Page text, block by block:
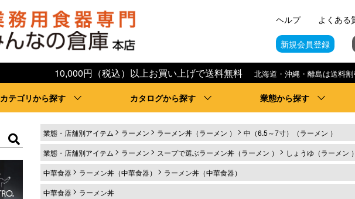
10,000円（税込）以上お買い上げで送料無料 北海道・沖縄・離島は送料割
カテゴリから探す カタログから探す 業態から探す
ヘルプ よくある
新規会員登録
業態・店舗別アイテム ラーメン ラーメン丼（ラーメン ）
中（6.5～7寸）（ラーメン ）
業態・店舗別アイテム
ラーメン スープで選ぶラーメン丼（ラーメン ）
しょうゆ（ラーメン ）
中華食器
ラーメン丼（中華食器）
ラーメン丼（中華食器）
中華食器
ラーメン丼